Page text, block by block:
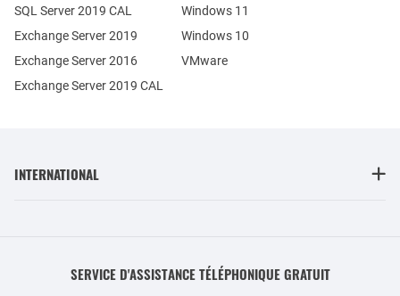
Exchange Server 2019
Exchange Server 2016
SQL Server 2019 CAL
Exchange Server 2019 CAL
Windows 11
Windows 10
VMware
INTERNATIONAL
SERVICE D'ASSISTANCE TÉLÉPHONIQUE GRATUIT